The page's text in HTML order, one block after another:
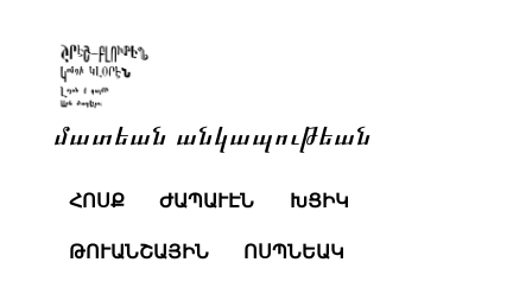
մատեան անկապութեան
ՀՈՍՔ ԺԱՊԱՒԷՆ ԽՑԻԿ
ԹՈՒԱՆՇԱՅԻՆ ՈՍՊՆԵԱԿ